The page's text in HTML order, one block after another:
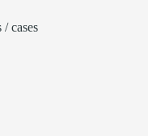
/ cases